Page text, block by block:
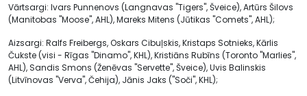
Vārtsargi: Ivars Punnenovs (Langnavas "Tigers", Šveice), Artūrs Šilovs
(Manitobas "Moose", AHL), Mareks Mitens (Jūtikas "Comets", AHL);
Aizsargi: Ralfs Freibergs, Oskars Cibuļskis, Kristaps Sotnieks, Kārlis
Čukste (visi - Rīgas "Dinamo", KHL), Kristiāns Rubīns (Toronto "Marlies",
AHL), Sandis Smons (Ženēvas "Servette", Šveice), Uvis Balinskis
(Litvīnovas "Verva", Čehija), Jānis Jaks ("Soči", KHL);